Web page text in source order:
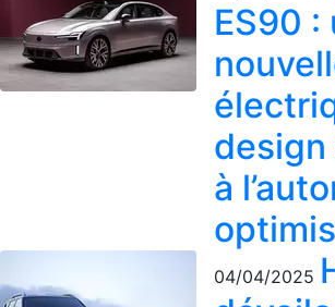
ES90 :
à
04/04/2025